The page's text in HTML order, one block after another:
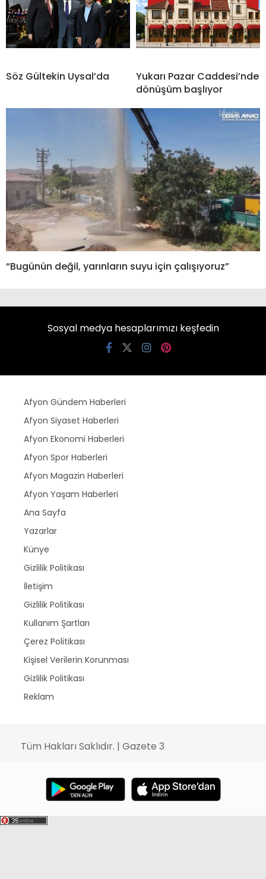
Söz Gültekin Uysal’da
Yukarı Pazar Caddesi’nde
dönüşüm başlıyor
“Bugünün değil, yarınların suyu için çalışıyoruz”
Sosyal medya hesaplarımızı keşfedin
Afyon Gündem Haberleri
Afyon Siyaset Haberleri
Afyon Ekonomi Haberleri
Afyon Spor Haberleri
Afyon Magazin Haberleri
Afyon Yaşam Haberleri
Ana Sayfa
Yazarlar
Künye
Gizlilik Politikası
İletişim
Gizlilik Politikası
Kullanım Şartları
Çerez Politikası
Kişisel Verilerin Korunması
Gizlilik Politikası
Reklam
Tüm Hakları Saklıdır. | Gazete 3